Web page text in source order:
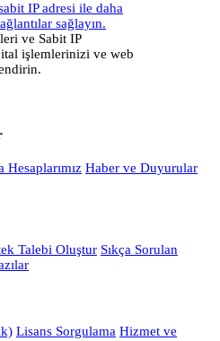
IP adresi ile daha
sağlayın.
ve Sabit IP
işlemlerinizi ve web
Hesaplarımız Haber ve Duyurular
Talebi Oluştur Sıkça Sorulan
Lisans Sorgulama Hizmet ve